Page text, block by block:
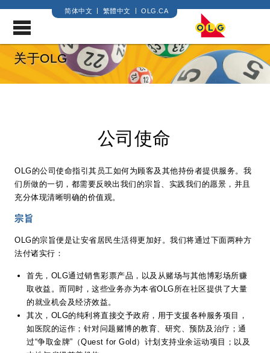
简体中文 繁體中文 OLG.CA
.
关于OLG
公司使命
OLG的公司使命指引其员工如何为顾客及其他持份者提供服务。我
们所做的一切，都需要反映出我们的宗旨、实践我们的愿景，并且
充分体现清晰明确的价值观。
宗旨
OLG的宗旨便是让安省居民生活得更加好。我们将通过下面两种方
法付诸实行：
首先，OLG通过销售彩票产品，以及从赌场与其他博彩场所赚
取收益。而同时，这些业务亦为本省OLG所在社区提供了大量
的就业机会及经济效益。
其次，OLG的纯利将直接交予政府，用于支援各种服务项目，
如医院的运作；针对问题赌博的教育、研究、预防及治疗；通
过“争取金牌”（Quest for Gold）计划支持业余运动项目；以及